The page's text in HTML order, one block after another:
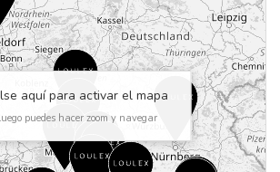
aquí para activar el mapa
puedes hacer zoom y navegar